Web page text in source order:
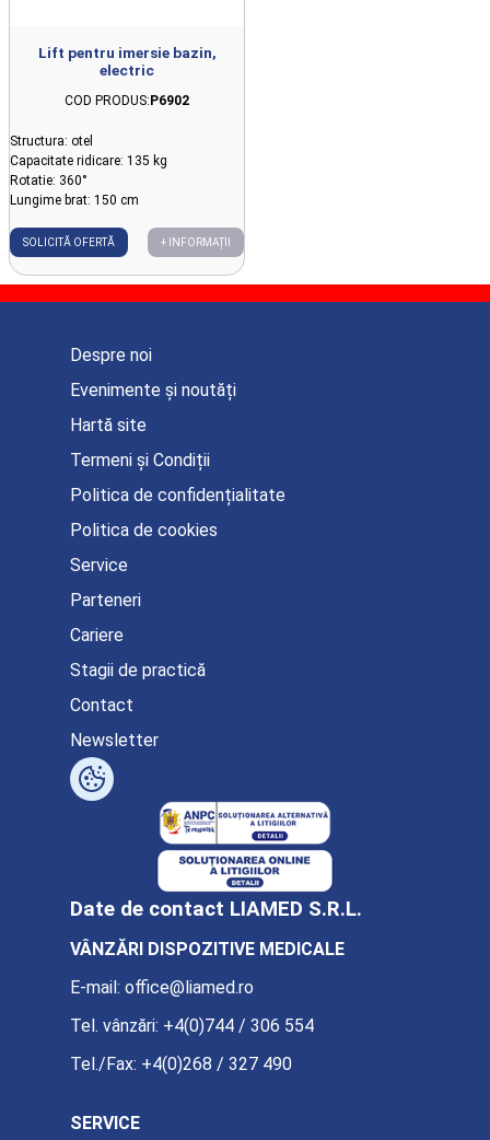
Lift pentru imersie bazin,
electric
COD PRODUS:P6902
Structura: otel
Capacitate ridicare: 135 kg
Rotatie: 360°
Lungime brat: 150 cm
SOLICITĂ OFERTĂ + INFORMAȚII
Date de contact LIAMED S.R.L.
VÂNZĂRI DISPOZITIVE MEDICALE
E-mail: office@liamed.ro
Tel. vânzări: +4(0)744 / 306 554
Tel./Fax: +4(0)268 / 327 490
SERVICE
Despre noi
Evenimente și noutăți
Hartă site
Termeni și Condiții
Politica de confidențialitate
Politica de cookies
Service
Parteneri
Cariere
Stagii de practică
Contact
Newsletter